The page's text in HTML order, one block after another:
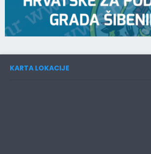
KARTA LOKACIJE